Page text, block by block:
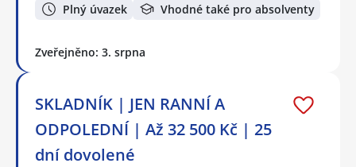
Plný úvazek Vhodné také pro absolventy
Zveřejněno: 3. srpna
SKLADNÍK | JEN RANNÍ A
ODPOLEDNÍ | Až 32 500 Kč | 25
dní dovolené